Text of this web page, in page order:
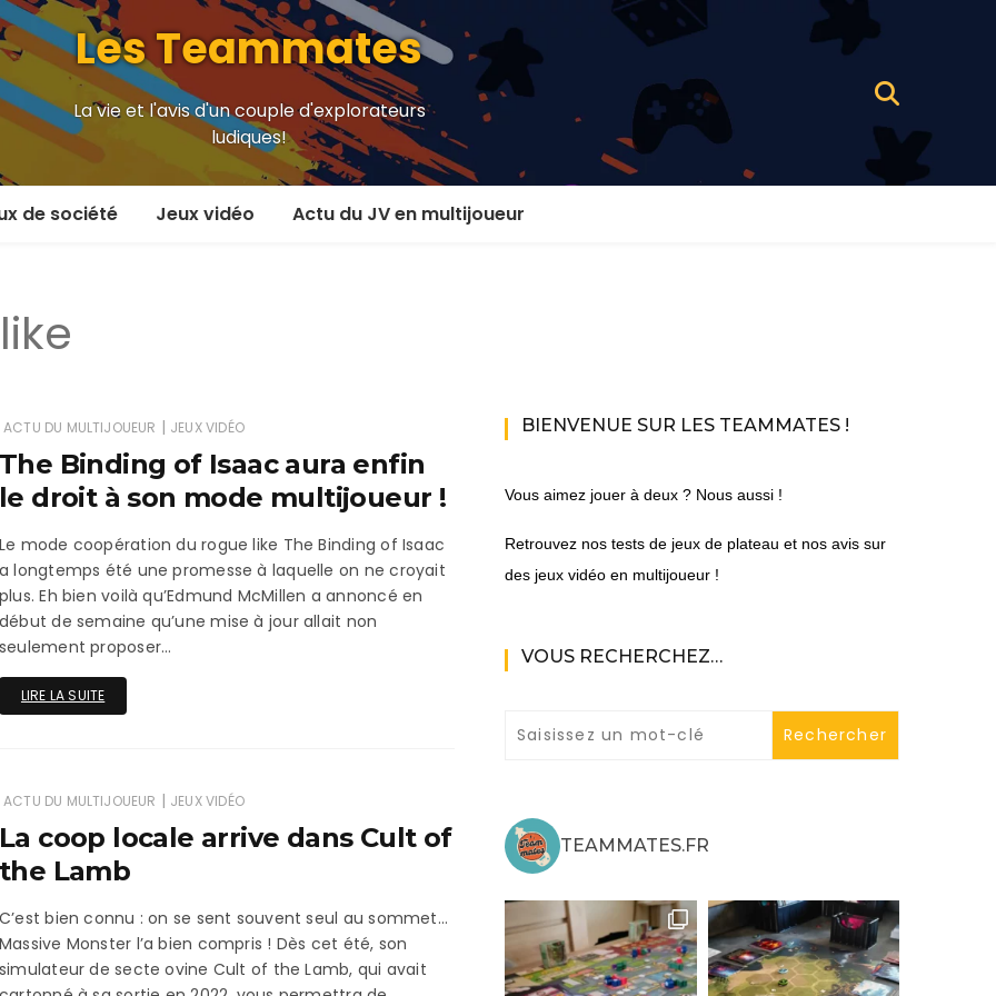
Les Teammates
La vie et l'avis d'un couple d'explorateurs
ludiques!
de société Jeux vidéo
En ligne
MMORPG
PS4
Actu du JV en multijoueur
ACTU DU MULTIJOUEUR | JEUX VIDÉO
Binding of Isaac aura enfin
droit à son mode multijoueur !
mode coopération du rogue like The Binding of Isaac
longtemps été une promesse à laquelle on ne croyait
Eh bien voilà qu’Edmund McMillen a annoncé en
de semaine qu’une mise à jour allait non
proposer…
LIRE LA SUITE
ACTU DU MULTIJOUEUR | JEUX VIDÉO
coop locale arrive dans Cult of
Lamb
bien connu : on se sent souvent seul au sommet…
Monster l’a bien compris ! Dès cet été, son
de secte ovine Cult of the Lamb, qui avait
BIENVENUE SUR LES TEAMMATES !
Vous aimez jouer à deux ? Nous aussi !
Retrouvez nos tests de jeux de plateau et nos avis sur
des jeux vidéo en multijoueur !
VOUS RECHERCHEZ…
TEAMMATES.FR